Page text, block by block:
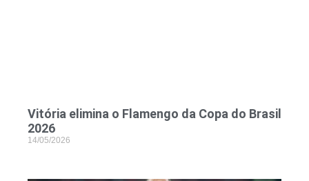
Vitória elimina o Flamengo da Copa do Brasil
2026
14/05/2026